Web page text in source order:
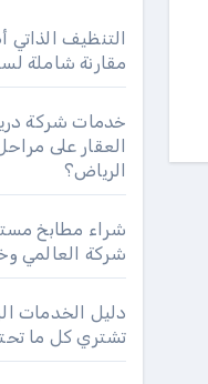
التنظيف
مقارنة شاملة
خدمات شركة
العقار على
الرياض؟
شراء مطابخ
شركة العالمي
تشتري كل ما